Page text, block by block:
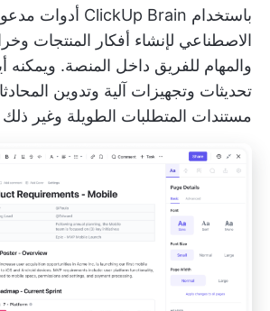
باستخدام ClickUp Brain
أدوات
الاصطناعي لإنشاء أفكار المنتجات
والمهام للفريق داخل المنصة. ويمكنه
تحديثات وتجهيزات آلية وتدوين
مستندات المتطلبات الطويلة وغير ذلك